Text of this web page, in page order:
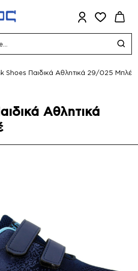
Αθλητικά
Shoes Παιδικά Αθλητικά 29/025 Μπλέ